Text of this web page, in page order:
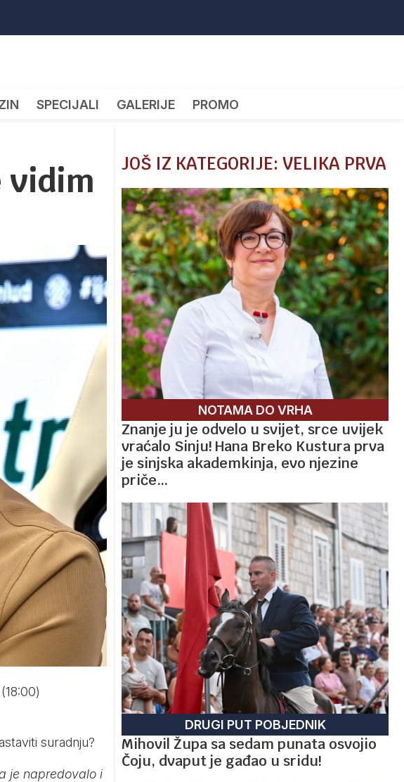
SPECIJALI GALERIJE PROMO
vidim
suradnju?
je napredovalo i
JOŠ IZ KATEGORIJE: VELIKA PRVA
NOTAMA DO VRHA
Znanje ju je odvelo u svijet, srce uvijek
vraćalo Sinju! Hana Breko Kustura prva
je sinjska akademkinja, evo njezine
priče…
DRUGI PUT POBJEDNIK
Mihovil Župa sa sedam punata osvojio
Čoju, dvaput je gađao u sridu!